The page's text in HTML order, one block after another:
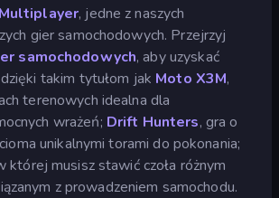
, jedne z naszych
gier samochodowych. Przejrzyj
samochodowych, aby uzyskać
takim tytułom jak Moto X3M,
terenowych idealna dla
wrażeń; Drift Hunters, gra o
unikalnymi torami do pokonania;
której musisz stawić czoła różnym
z prowadzeniem samochodu.